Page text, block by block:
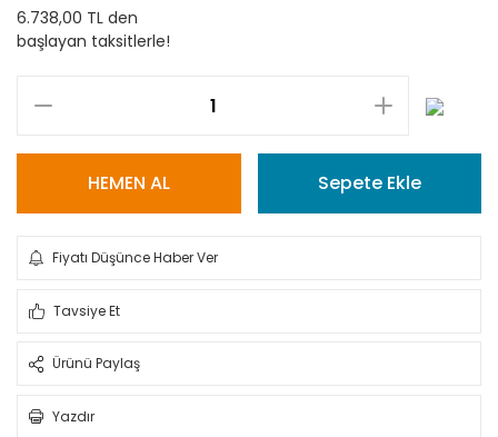
6.738,00 TL den
başlayan taksitlerle!
HEMEN AL Sepete Ekle
Fiyatı Düşünce Haber Ver
Tavsiye Et
Ürünü Paylaş
Yazdır